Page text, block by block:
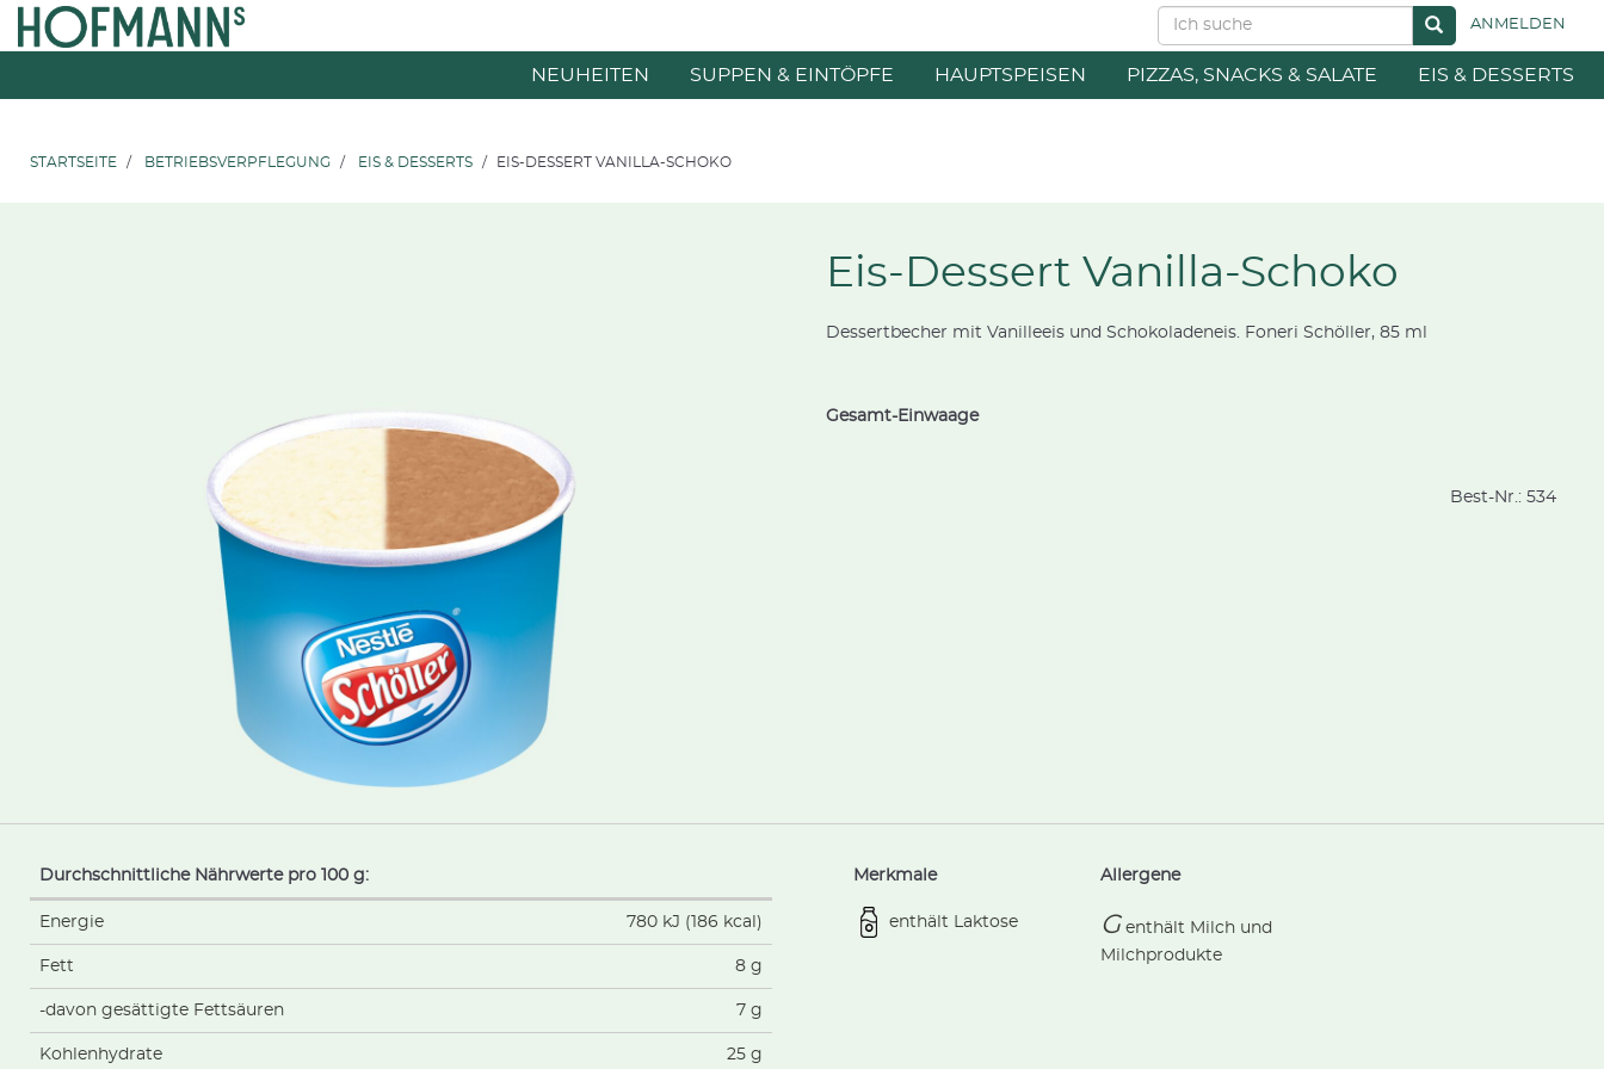
Zum
Inhalt
Zum
Navigationsmenü
ANMELDEN
NEUHEITEN SUPPEN & EINTÖPFE HAUPTSPEISEN PIZZAS, SNACKS & SALATE EIS & DESSERTS
STARTSEITE BETRIEBSVERPFLEGUNG EIS & DESSERTS EIS-DESSERT VANILLA-SCHOKO
Eis-Dessert Vanilla-Schoko
Dessertbecher mit Vanilleeis und Schokoladeneis. Foneri Schöller, 85 ml
Gesamt-Einwaage
Best-Nr.: 534
Durchschnittliche Nährwerte pro 100 g:
Energie 780 kJ (186 kcal)
Fett 8 g
-davon gesättigte Fettsäuren 7 g
Kohlenhydrate 25 g
Merkmale
enthält Laktose
Allergene
G enthält Milch und
Milchprodukte